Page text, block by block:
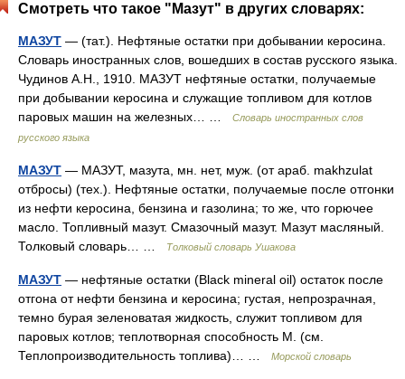
Смотреть что такое "Мазут" в других словарях:
МАЗУТ — (тат.). Нефтяные остатки при добывании керосина.
Словарь иностранных слов, вошедших в состав русского языка.
Чудинов А.Н., 1910. МАЗУТ нефтяные остатки, получаемые
при добывании керосина и служащие топливом для котлов
паровых машин на железных… …
Словарь иностранных слов
русского языка
МАЗУТ — МАЗУТ, мазута, мн. нет, муж. (от араб. makhzulat
отбросы) (тех.). Нефтяные остатки, получаемые после отгонки
из нефти керосина, бензина и газолина; то же, что горючее
масло. Топливный мазут. Смазочный мазут. Мазут масляный.
Толковый словарь… …
Толковый словарь Ушакова
МАЗУТ — нефтяные остатки (Black mineral oil) остаток после
отгона от нефти бензина и керосина; густая, непрозрачная,
темно бурая зеленоватая жидкость, служит топливом для
паровых котлов; теплотворная способность М. (см.
Теплопроизводительность топлива)… …
Морской словарь